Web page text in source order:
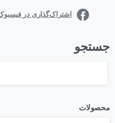
اشتراک‌گذاری در
جستجو
محصولات